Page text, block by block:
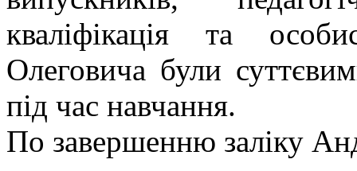
кваліфікація та
Олеговича були
під час навчання.
По завершенню заліку